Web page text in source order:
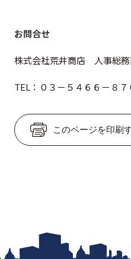
採用情報
お問い合わせ
お問合せ
株式会社荒井商店 人事総
TEL：０３－５４６６－８７
このページを印刷